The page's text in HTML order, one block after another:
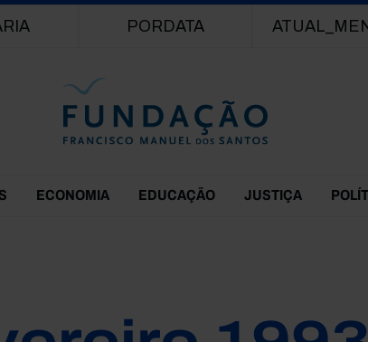
PORDATA
ECONOMIA EDUCAÇÃO JUSTIÇA